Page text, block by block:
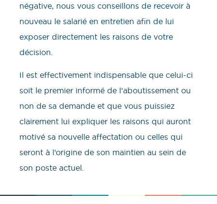
négative, nous vous conseillons de recevoir à
nouveau le salarié en entretien afin de lui
exposer directement les raisons de votre
décision.
Il est effectivement indispensable que celui-ci
soit le premier informé de l’aboutissement ou
non de sa demande et que vous puissiez
clairement lui expliquer les raisons qui auront
motivé sa nouvelle affectation ou celles qui
seront à l’origine de son maintien au sein de
son poste actuel.